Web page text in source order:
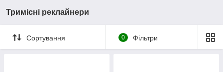
Тримісні реклайнери
Сортування 0 Фільтри